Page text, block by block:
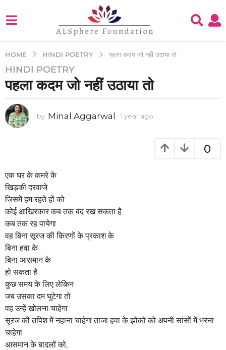
HOME HINDI POETRY पहला कदम जो नहीं उठाया तो
1
y
a
r
y
e
a
r
a
g
o
HINDI POETRY
पहला कदम जो नहीं उठाया तो
by Minal Aggarwal 1 year ago
0
एक घर के कमरे के
खिड़की दरवाजे
जिसमें हम रहते हों को
कोई आखिरकार कब तक बंद रख सकता है
कब तक रह पायेगा
वह बिना सूरज की किरणों के प्रकाश के
बिना हवा के
बिना आसमान के
हो सकता है
कुछ समय के लिए लेकिन
जब उसका दम घुटेगा तो
वह उन्हें खोलना चाहेगा
सूरज की तपिश में नहाना चाहेगा ताजा हवा के झोंकों को अपनी सांसों में भरना
चाहेगा
आसमान के बादलों को,